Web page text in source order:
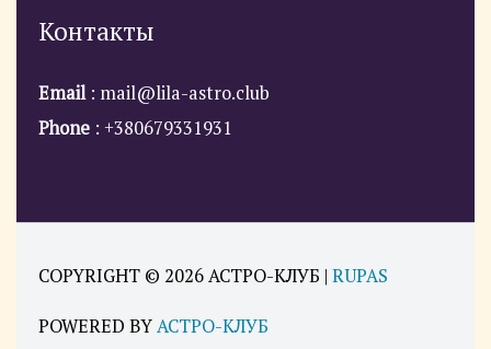
Контакты
Email: mail@lila-astro.club
Phone : +380679331931
COPYRIGHT © 2026АСТРО-КЛУБ | RUPAS
POWERED BYАСТРО-КЛУБ